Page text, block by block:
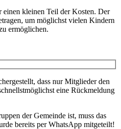
einen kleinen Teil der Kosten. Der
um möglichst vielen Kindern
ermöglichen.
dass nur Mitglieder den
eine Rückmeldung
der Gemeinde ist, muss das
bereits per WhatsApp mitgeteilt!